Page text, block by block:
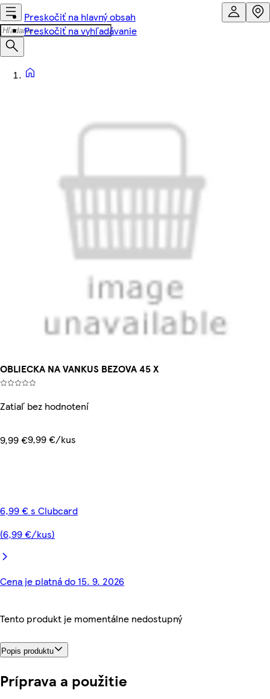
Preskočiť na hlavný obsah
Preskočiť na vyhľadávanie
OBLIECKA NA VANKUS BEZOVA 45 X
Zatiaľ bez hodnotení
9,99 €9,99 €/kus
6,99 € s Clubcard
(6,99 €/kus)
Cena je platná do 15. 9. 2026
Tento produkt je momentálne nedostupný
Popis produktu
Príprava a použitie